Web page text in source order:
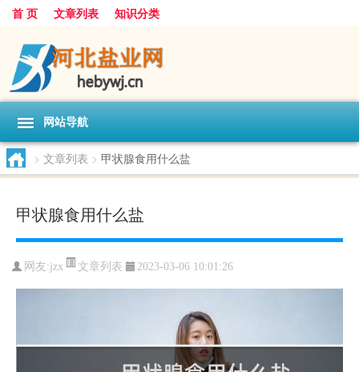
首 页 文章列表 知识分类
网站导航
> 文章列表 > 甲状腺食用什么盐
甲状腺食用什么盐
网友:jzx 文章列表 2023-03-06 10:01:26